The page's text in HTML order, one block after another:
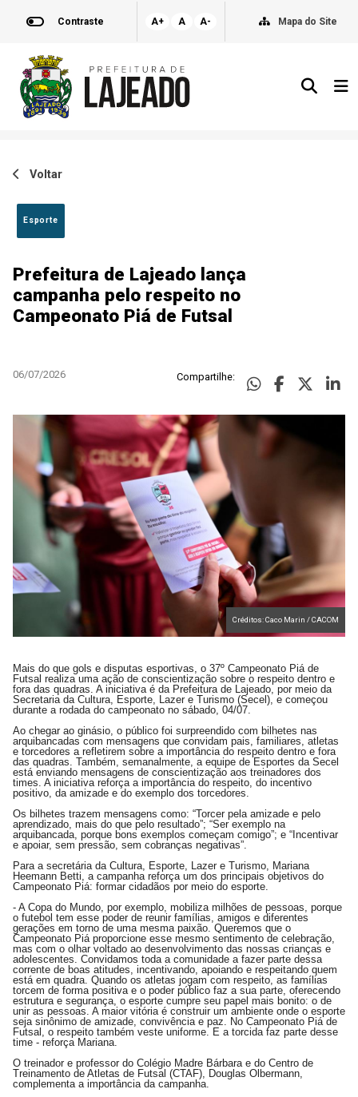
Contraste A+ A A- Mapa do Site
Voltar
Esporte
Prefeitura de Lajeado lança
campanha pelo respeito no
Campeonato Piá de Futsal
06/07/2026 Compartilhe:
Créditos: Caco Marin / CACOM
Mais do que gols e disputas esportivas, o 37º Campeonato Piá de
Futsal realiza uma ação de conscientização sobre o respeito dentro e
fora das quadras. A iniciativa é da Prefeitura de Lajeado, por meio da
Secretaria da Cultura, Esporte, Lazer e Turismo (Secel), e começou
durante a rodada do campeonato no sábado, 04/07.
Ao chegar ao ginásio, o público foi surpreendido com bilhetes nas
arquibancadas com mensagens que convidam pais, familiares, atletas
e torcedores a refletirem sobre a importância do respeito dentro e fora
das quadras. Também, semanalmente, a equipe de Esportes da Secel
está enviando mensagens de conscientização aos treinadores dos
times. A iniciativa reforça a importância do respeito, do incentivo
positivo, da amizade e do exemplo dos torcedores.
Os bilhetes trazem mensagens como: “Torcer pela amizade e pelo
aprendizado, mais do que pelo resultado”; “Ser exemplo na
arquibancada, porque bons exemplos começam comigo”; e “Incentivar
e apoiar, sem pressão, sem cobranças negativas”.
Para a secretária da Cultura, Esporte, Lazer e Turismo, Mariana
Heemann Betti, a campanha reforça um dos principais objetivos do
Campeonato Piá: formar cidadãos por meio do esporte.
- A Copa do Mundo, por exemplo, mobiliza milhões de pessoas, porque
o futebol tem esse poder de reunir famílias, amigos e diferentes
gerações em torno de uma mesma paixão. Queremos que o
Campeonato Piá proporcione esse mesmo sentimento de celebração,
mas com o olhar voltado ao desenvolvimento das nossas crianças e
adolescentes. Convidamos toda a comunidade a fazer parte dessa
corrente de boas atitudes, incentivando, apoiando e respeitando quem
está em quadra. Quando os atletas jogam com respeito, as famílias
torcem de forma positiva e o poder público faz a sua parte, oferecendo
estrutura e segurança, o esporte cumpre seu papel mais bonito: o de
unir as pessoas. A maior vitória é construir um ambiente onde o esporte
seja sinônimo de amizade, convivência e paz. No Campeonato Piá de
Futsal, o respeito também veste uniforme. E a torcida faz parte desse
time - reforça Mariana.
O treinador e professor do Colégio Madre Bárbara e do Centro de
Treinamento de Atletas de Futsal (CTAF), Douglas Olbermann,
complementa a importância da campanha.